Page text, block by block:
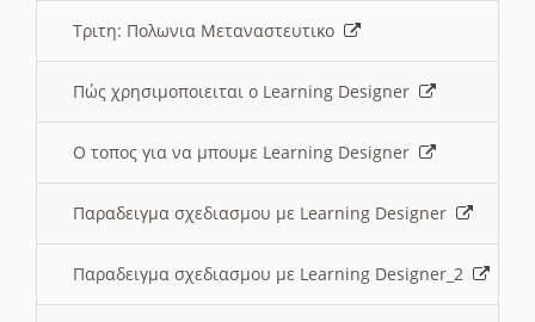
Τριτη: Πολωνια Μεταναστευτικο
Πώς χρησιμοποιειται ο Learning Designer
O τοπος για να μπουμε Learning Designer
Παραδειγμα σχεδιασμου με Learning Designer
Παραδειγμα σχεδιασμου με Learning Designer_2